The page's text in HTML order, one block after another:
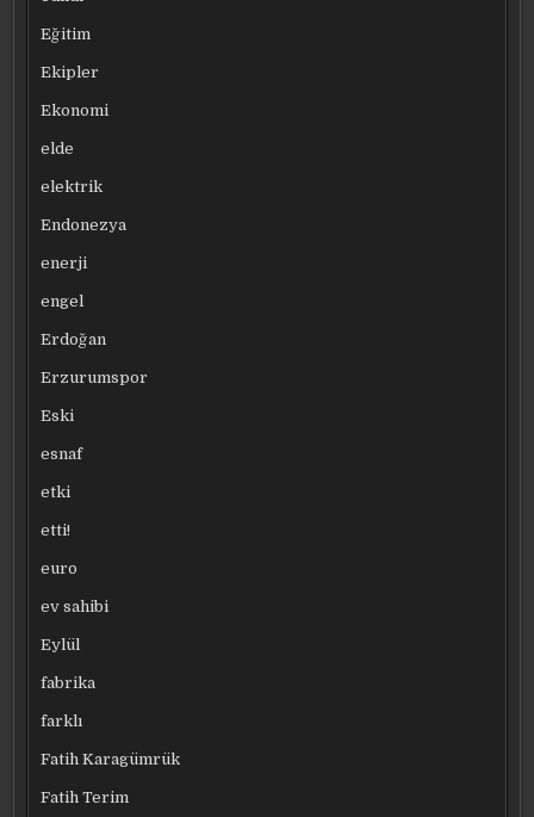
Eğitim
Ekipler
Ekonomi
elde
elektrik
Endonezya
enerji
engel
Erdoğan
Erzurumspor
Eski
esnaf
etki
etti!
euro
ev sahibi
Eylül
fabrika
farklı
Fatih Karagümrük
Fatih Terim